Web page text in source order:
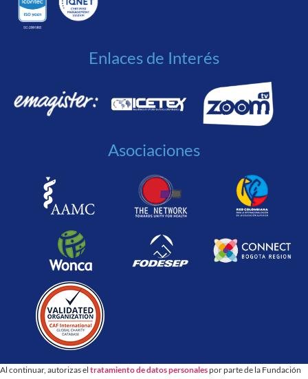
Enlaces de Interés
Asociaciones
Al continuar, autorizas el tratamiento de datos personalespor parte de la Fundación